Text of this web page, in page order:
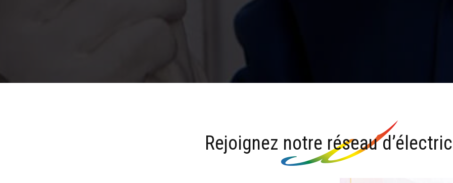
Rejoignez notre réseau